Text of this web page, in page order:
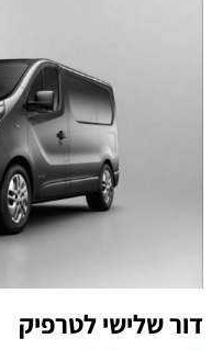
דור שלישי לטרפיק